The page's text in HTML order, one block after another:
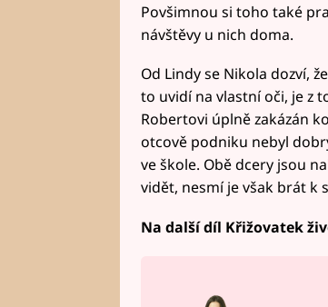
Povšimnou si toho také
návštěvy u nich doma.
Od Lindy se Nikola dozví,
to uvidí na vlastní oči, je z
Robertovi úplně zakázán
otcově podniku nebyl
ve škole. Obě dcery jsou
vidět, nesmí je však brát k
Na další díl Křižovatek